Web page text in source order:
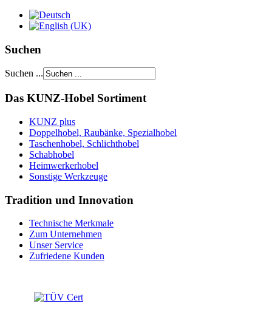
Suchen
Suchen ...
Das KUNZ-Hobel Sortiment
KUNZ plus
Doppelhobel, Raubänke, Spezialhobel
Taschenhobel, Schlichthobel
Schabhobel
Heimwerkerhobel
Sonstige Werkzeuge
Tradition und Innovation
Technische Merkmale
Zum Unternehmen
Unser Service
Zufriedene Kunden